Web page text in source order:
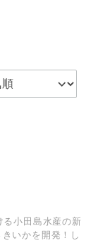
る小田島水産の新
いかを開発！し